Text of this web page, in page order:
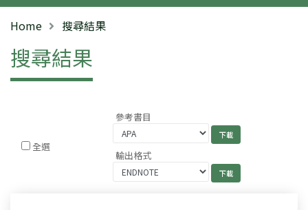
Home 搜尋結果
搜尋結果
全選
參考書目
輸出格式